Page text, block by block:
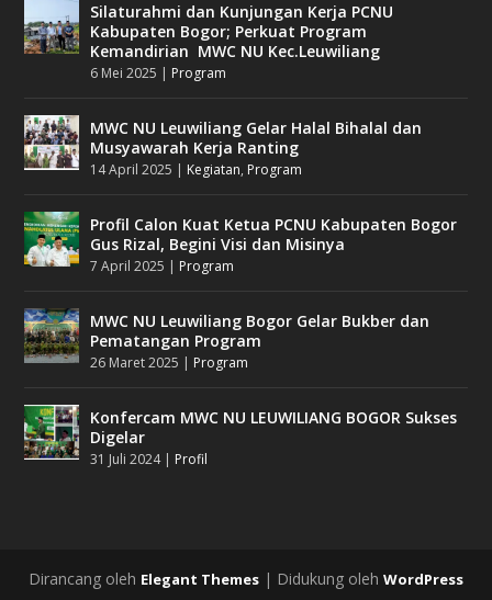
Silaturahmi dan Kunjungan Kerja PCNU
Kabupaten Bogor; Perkuat Program
Kemandirian MWC NU Kec.Leuwiliang
6 Mei 2025 | Program
MWC NU Leuwiliang Gelar Halal Bihalal dan
Musyawarah Kerja Ranting
14 April 2025 | Kegiatan, Program
Profil Calon Kuat Ketua PCNU Kabupaten Bogor
Gus Rizal, Begini Visi dan Misinya
7 April 2025 | Program
MWC NU Leuwiliang Bogor Gelar Bukber dan
Pematangan Program
26 Maret 2025 | Program
Konfercam MWC NU LEUWILIANG BOGOR Sukses
Digelar
31 Juli 2024| Profil
Dirancang oleh Elegant Themes | Didukung oleh WordPress